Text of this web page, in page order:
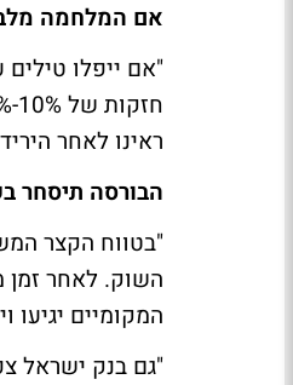
אם המלחמה
"אם ייפלו
ראינו לאחר הירידות
הבורסה תיסחר
"בטווח הקצר
השוק. לאחר זמן
המקומיים